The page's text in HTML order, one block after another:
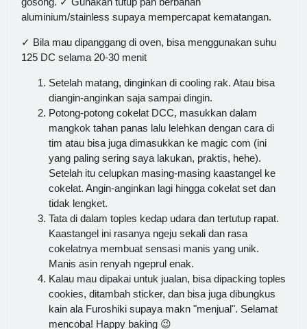
aluminium/stainless supaya mempercapat kematangan.
✓ Bila mau dipanggang di oven, bisa menggunakan suhu
125 DC selama 20-30 menit
Setelah matang, dinginkan di cooling rak. Atau bisa
diangin-anginkan saja sampai dingin.
Potong-potong cokelat DCC, masukkan dalam
mangkok tahan panas lalu lelehkan dengan cara di
tim atau bisa juga dimasukkan ke magic com (ini
yang paling sering saya lakukan, praktis, hehe).
Setelah itu celupkan masing-masing kaastangel ke
cokelat. Angin-anginkan lagi hingga cokelat set dan
tidak lengket.
Tata di dalam toples kedap udara dan tertutup rapat.
Kaastangel ini rasanya ngeju sekali dan rasa
cokelatnya membuat sensasi manis yang unik.
Manis asin renyah ngeprul enak.
Kalau mau dipakai untuk jualan, bisa dipacking toples
cookies, ditambah sticker, dan bisa juga dibungkus
kain ala Furoshiki supaya makn "menjual". Selamat
mencoba! Happy baking 😉